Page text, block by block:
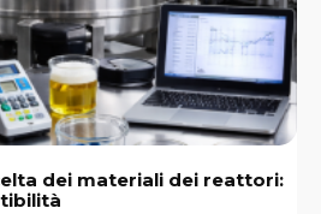
dei materiali dei reattori: